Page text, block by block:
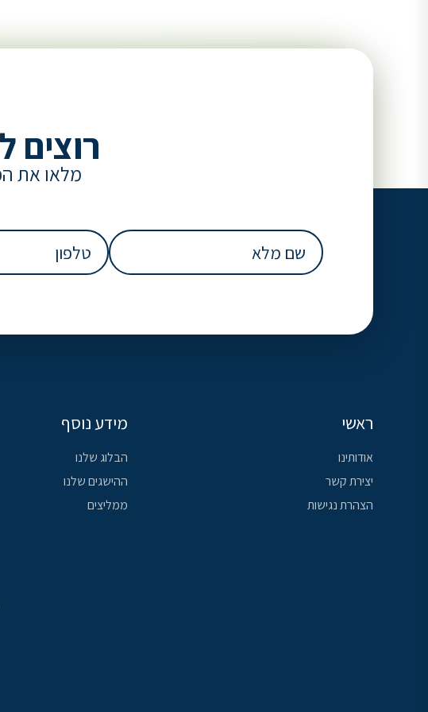
מלאו את
שם
מלא
(חובה)
טלפון
(חובה)
ראשי
אודותינו
יצירת קשר
הצהרת נגישות
מידע נוסף
הבלוג שלנו
ההישגים שלנו
ממליצים